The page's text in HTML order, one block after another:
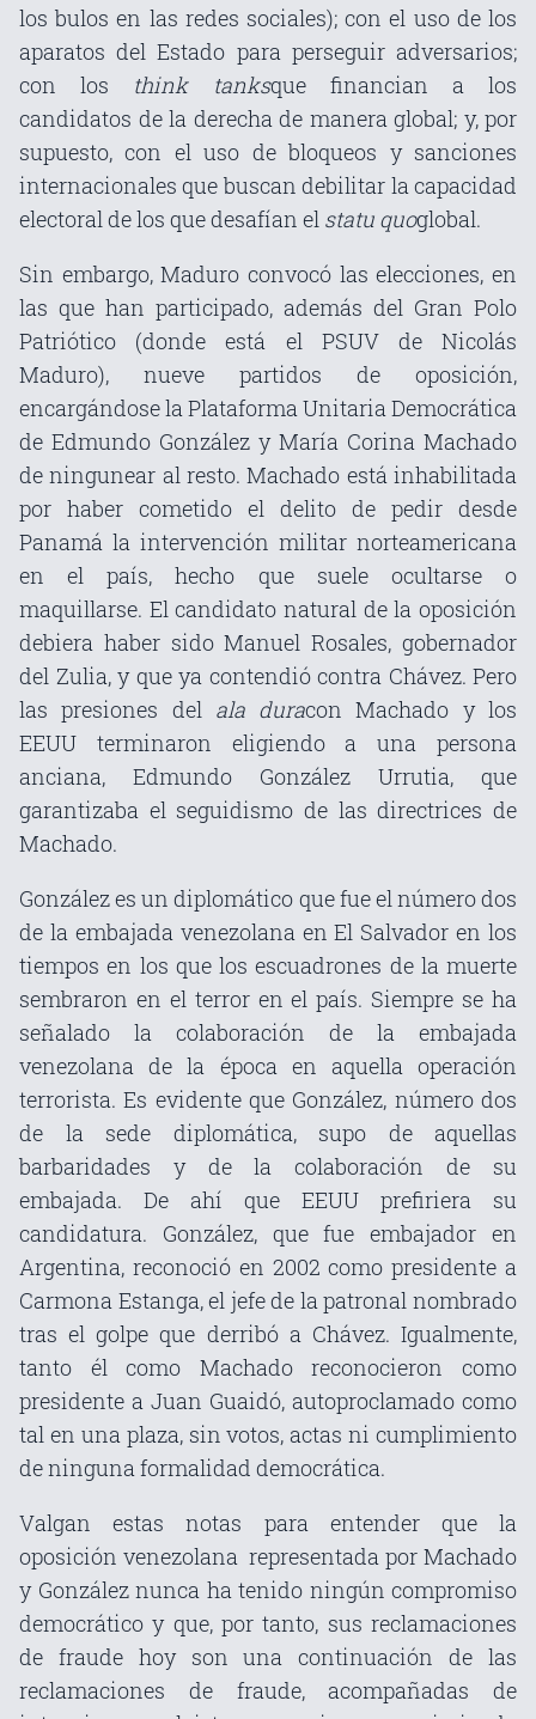
los bulos en las redes sociales); con el uso de los
aparatos del Estado para perseguir adversarios;
con los think tanksque financian a los
candidatos de la derecha de manera global; y, por
supuesto, con el uso de bloqueos y sanciones
internacionales que buscan debilitar la capacidad
electoral de los que desafían el statu quoglobal.
Sin embargo, Maduro convocó las elecciones, en
las que han participado, además del Gran Polo
Patriótico (donde está el PSUV de Nicolás
Maduro), nueve partidos de oposición,
encargándose la Plataforma Unitaria Democrática
de Edmundo González y María Corina Machado
de ningunear al resto. Machado está inhabilitada
por haber cometido el delito de pedir desde
Panamá la intervención militar norteamericana
en el país, hecho que suele ocultarse o
maquillarse. El candidato natural de la oposición
debiera haber sido Manuel Rosales, gobernador
del Zulia, y que ya contendió contra Chávez. Pero
las presiones del ala duracon Machado y los
EEUU terminaron eligiendo a una persona
anciana, Edmundo González Urrutia, que
garantizaba el seguidismo de las directrices de
Machado.
González es un diplomático que fue el número dos
de la embajada venezolana en El Salvador en los
tiempos en los que los escuadrones de la muerte
sembraron en el terror en el país. Siempre se ha
señalado la colaboración de la embajada
venezolana de la época en aquella operación
terrorista. Es evidente que González, número dos
de la sede diplomática, supo de aquellas
barbaridades y de la colaboración de su
embajada. De ahí que EEUU prefiriera su
candidatura. González, que fue embajador en
Argentina, reconoció en 2002 como presidente a
Carmona Estanga, el jefe de la patronal nombrado
tras el golpe que derribó a Chávez. Igualmente,
tanto él como Machado reconocieron como
presidente a Juan Guaidó, autoproclamado como
tal en una plaza, sin votos, actas ni cumplimiento
de ninguna formalidad democrática.
Valgan estas notas para entender que la
oposición venezolana representada por Machado
y González nunca ha tenido ningún compromiso
democrático y que, por tanto, sus reclamaciones
de fraude hoy son una continuación de las
reclamaciones de fraude, acompañadas de